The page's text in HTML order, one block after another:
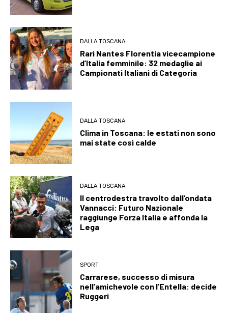
DALLA TOSCANA
Rari Nantes Florentia vicecampione
d’Italia femminile: 32 medaglie ai
Campionati Italiani di Categoria
DALLA TOSCANA
Clima in Toscana: le estati non sono
mai state così calde
DALLA TOSCANA
Il centrodestra travolto dall’ondata
Vannacci: Futuro Nazionale
raggiunge Forza Italia e affonda la
Lega
SPORT
Carrarese, successo di misura
nell’amichevole con l’Entella: decide
Ruggeri